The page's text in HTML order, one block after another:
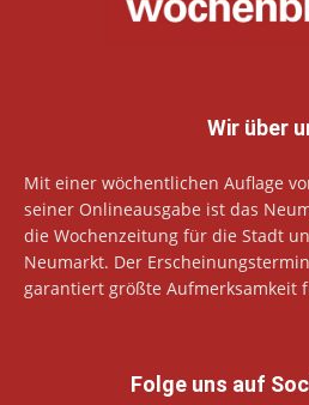
Wir über
Mit einer wöchentlichen Auflage
seiner Onlineausgabe ist das
die Wochenzeitung für die Stadt
Neumarkt. Der
garantiert größte Aufmerksamkeit
Folge uns auf